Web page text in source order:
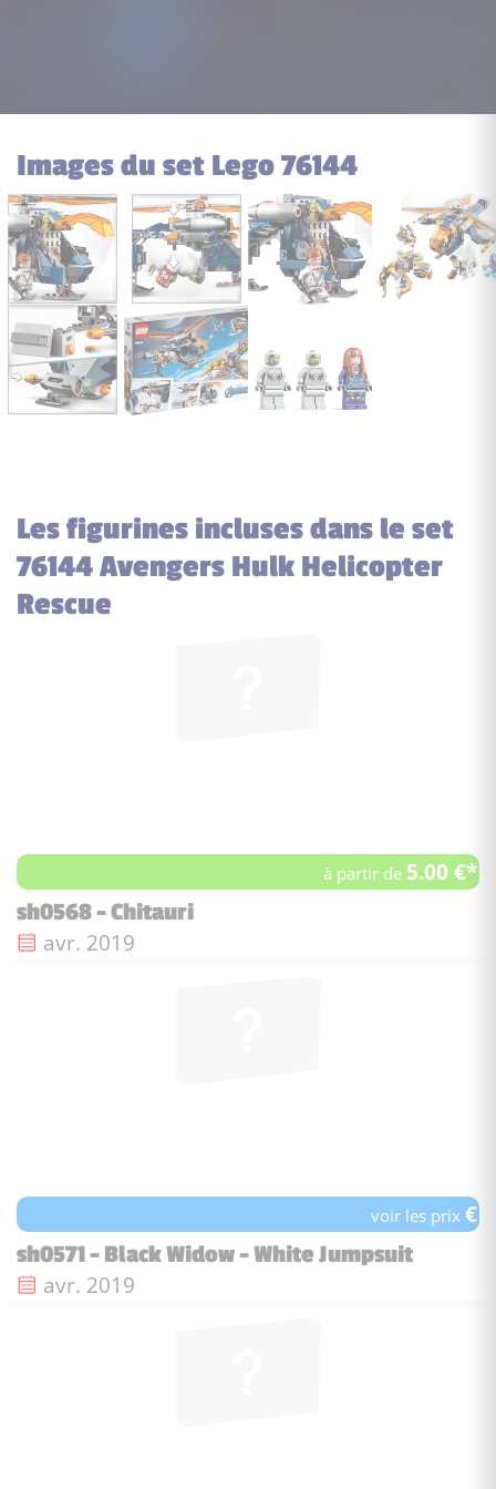
Images du set Lego 76144
Les figurines incluses dans le set
76144 Avengers Hulk Helicopter
Rescue
à partir de 5.00 €*
sh0568 - Chitauri
Date de sortie :
avr. 2019
voir les prix€
sh0571 - Black Widow - White Jumpsuit
Date de sortie :
avr. 2019